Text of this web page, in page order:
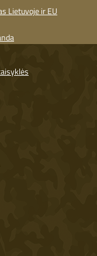
Lietuvoje ir EU